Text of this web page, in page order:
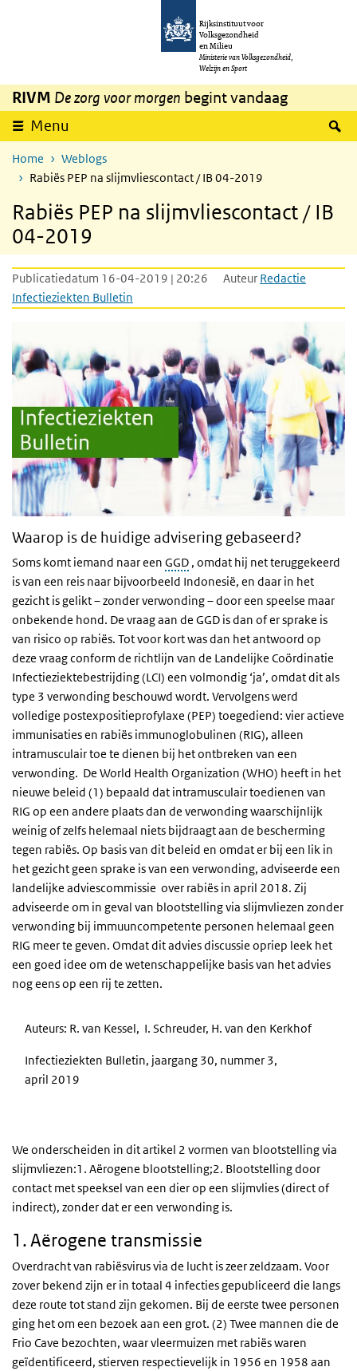
Overslaan en naar de inhoud gaan
Rijksinstituut voor
Volksgezondheid
en Milieu
Ministerie van Volksgezondheid,
Welzijn en Sport
RIVM De zorg voor morgen begint vandaag
Menu
Home
Weblogs
Rabiës PEP na slijmvliescontact / IB 04-2019
Rabiës PEP na slijmvliescontact / IB
04-2019
Publicatiedatum 16-04-2019 | 20:26 Auteur Redactie
Infectieziekten Bulletin
Waarop is de huidige advisering gebaseerd?
Soms komt iemand naar een GGD , omdat hij net teruggekeerd
is van een reis naar bijvoorbeeld Indonesië, en daar in het
gezicht is gelikt – zonder verwonding – door een speelse maar
onbekende hond. De vraag aan de GGD is dan of er sprake is
van risico op rabiës. Tot voor kort was dan het antwoord op
deze vraag conform de richtlijn van de Landelijke Coördinatie
Infectieziektebestrijding (LCI) een volmondig ‘ja’, omdat dit als
type 3 verwonding beschouwd wordt. Vervolgens werd
volledige postexpositieprofylaxe (PEP) toegediend: vier actieve
immunisaties en rabiës immunoglobulinen (RIG), alleen
intramusculair toe te dienen bij het ontbreken van een
verwonding. De World Health Organization (WHO) heeft in het
nieuwe beleid (1) bepaald dat intramusculair toedienen van
RIG op een andere plaats dan de verwonding waarschijnlijk
weinig of zelfs helemaal niets bijdraagt aan de bescherming
tegen rabiës. Op basis van dit beleid en omdat er bij een lik in
het gezicht geen sprake is van een verwonding, adviseerde een
landelijke adviescommissie over rabiës in april 2018. Zij
adviseerde om in geval van blootstelling via slijmvliezen zonder
verwonding bij immuuncompetente personen helemaal geen
RIG meer te geven. Omdat dit advies discussie opriep leek het
een goed idee om de wetenschappelijke basis van het advies
nog eens op een rij te zetten.
Auteurs: R. van Kessel, I. Schreuder, H. van den Kerkhof
Infectieziekten Bulletin, jaargang 30, nummer 3,
april 2019
We onderscheiden in dit artikel 2 vormen van blootstelling via
slijmvliezen:1. Aërogene blootstelling;2. Blootstelling door
contact met speeksel van een dier op een slijmvlies (direct of
indirect), zonder dat er een verwonding is.
1. Aërogene transmissie
Overdracht van rabiësvirus via de lucht is zeer zeldzaam. Voor
zover bekend zijn er in totaal 4 infecties gepubliceerd die langs
deze route tot stand zijn gekomen. Bij de eerste twee personen
ging het om een bezoek aan een grot. (2) Twee mannen die de
Frio Cave bezochten, waar vleermuizen met rabiës waren
geïdentificeerd, stierven respectievelijk in 1956 en 1958 aan